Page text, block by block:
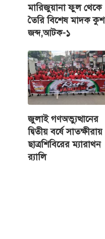
মারিজুয়ানা ফুল থেকে
তৈরি বিশেষ মাদক কুশ
জব্দ,আটক-১
জুলাই গণঅভ্যুত্থানের
দ্বিতীয় বর্ষে সাতক্ষীরায়
ছাত্রশিবিরের ম্যারাথন
র‌্যালি